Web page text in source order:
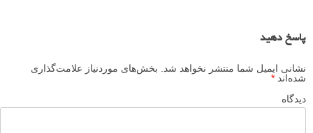
پاسخ دهید
نشانی ایمیل شما منتشر نخواهد شد. بخش‌های موردنیاز علامت‌گذاری
شده‌اند *
دیدگاه